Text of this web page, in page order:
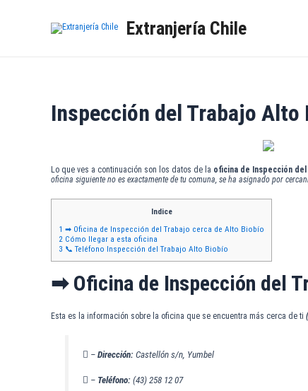
Extranjería Chile
Inspección del Trabajo Alto
Lo que ves a continuación son los datos de la oficina de Inspección
oficina siguiente no es exactamente de tu comuna, se ha asignado por
Indice
1 ➡ Oficina de Inspección del Trabajo cerca de Alto Biobío
2 Cómo llegar a esta oficina
3 📞 Teléfono Inspección del Trabajo Alto Biobío
➡ Oficina de Inspección del
Esta es la información sobre la oficina que se encuentra más cerca de ti
– Dirección: Castellón s/n, Yumbel
– Teléfono: (43) 258 12 07